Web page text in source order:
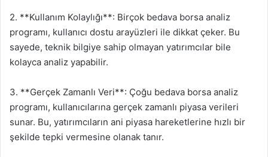
2. **Kullanım Kolaylığı**: Birçok bedava borsa analiz
programı, kullanıcı dostu arayüzleri ile dikkat çeker. Bu
sayede, teknik bilgiye sahip olmayan yatırımcılar bile
kolayca analiz yapabilir.
3. **Gerçek Zamanlı Veri**: Çoğu bedava borsa analiz
programı, kullanıcılarına gerçek zamanlı piyasa verileri
sunar. Bu, yatırımcıların ani piyasa hareketlerine hızlı bir
şekilde tepki vermesine olanak tanır.